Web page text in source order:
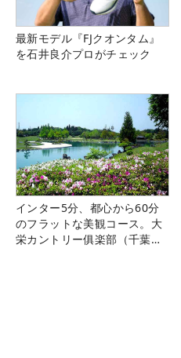
最新モデル『FJクオンタム』
を石井良介プロがチェック
インター5分、都心から60分
のフラットな美観コース。大
栄カントリー俱楽部（千葉